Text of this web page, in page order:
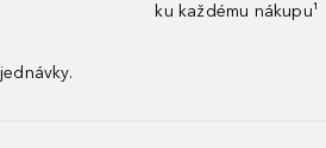
ku každému nákupu¹